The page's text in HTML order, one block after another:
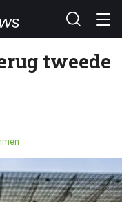
tweede